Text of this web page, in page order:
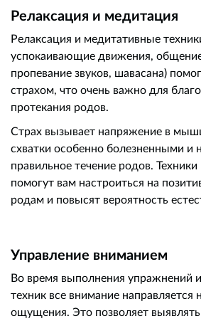
Релаксация и медитация
Релаксация и медитативные
успокаивающие движения,
пропевание звуков, шавасана)
страхом, что очень важно для
протекания родов.
Страх вызывает напряжение в
схватки особенно болезненными и
правильное течение родов. Техники
помогут вам настроиться на
родам и повысят вероятность
Управление вниманием
Во время выполнения упражнений
техник все внимание направляется
ощущения. Это позволяет